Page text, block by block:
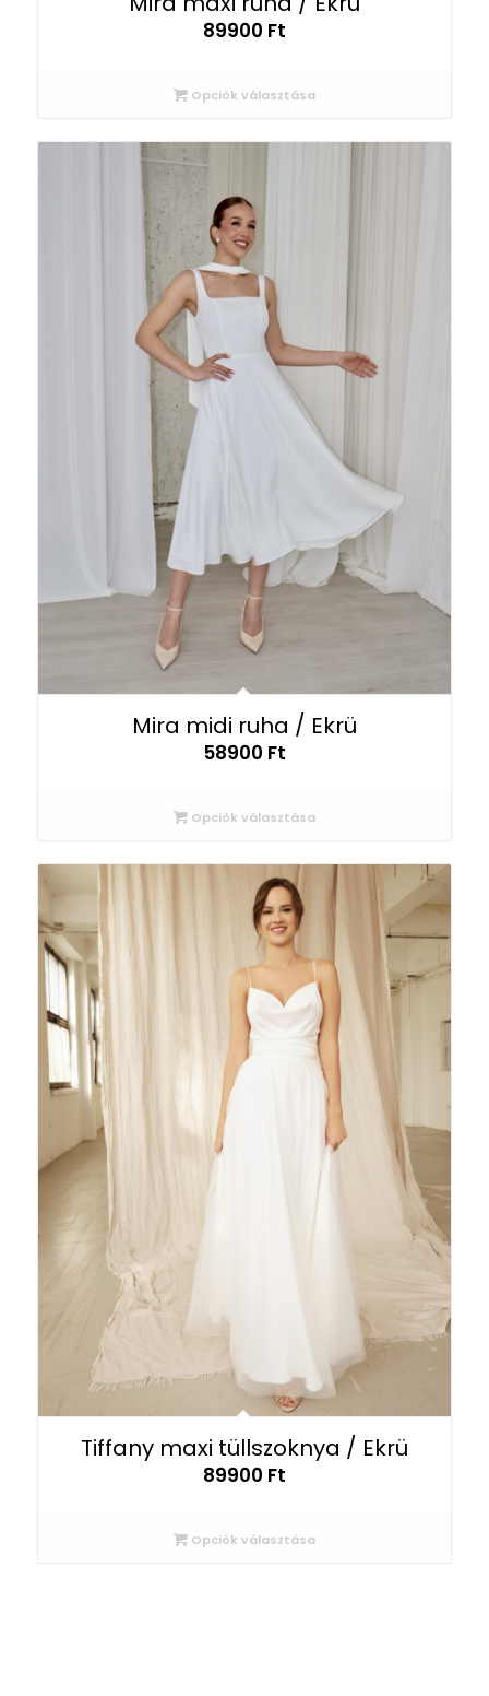
89900 Ft
Opciók választása
Mira midi ruha / Ekrü
58900 Ft
Opciók választása
Tiffany maxi tüllszoknya / Ekrü
89900 Ft
Opciók választása